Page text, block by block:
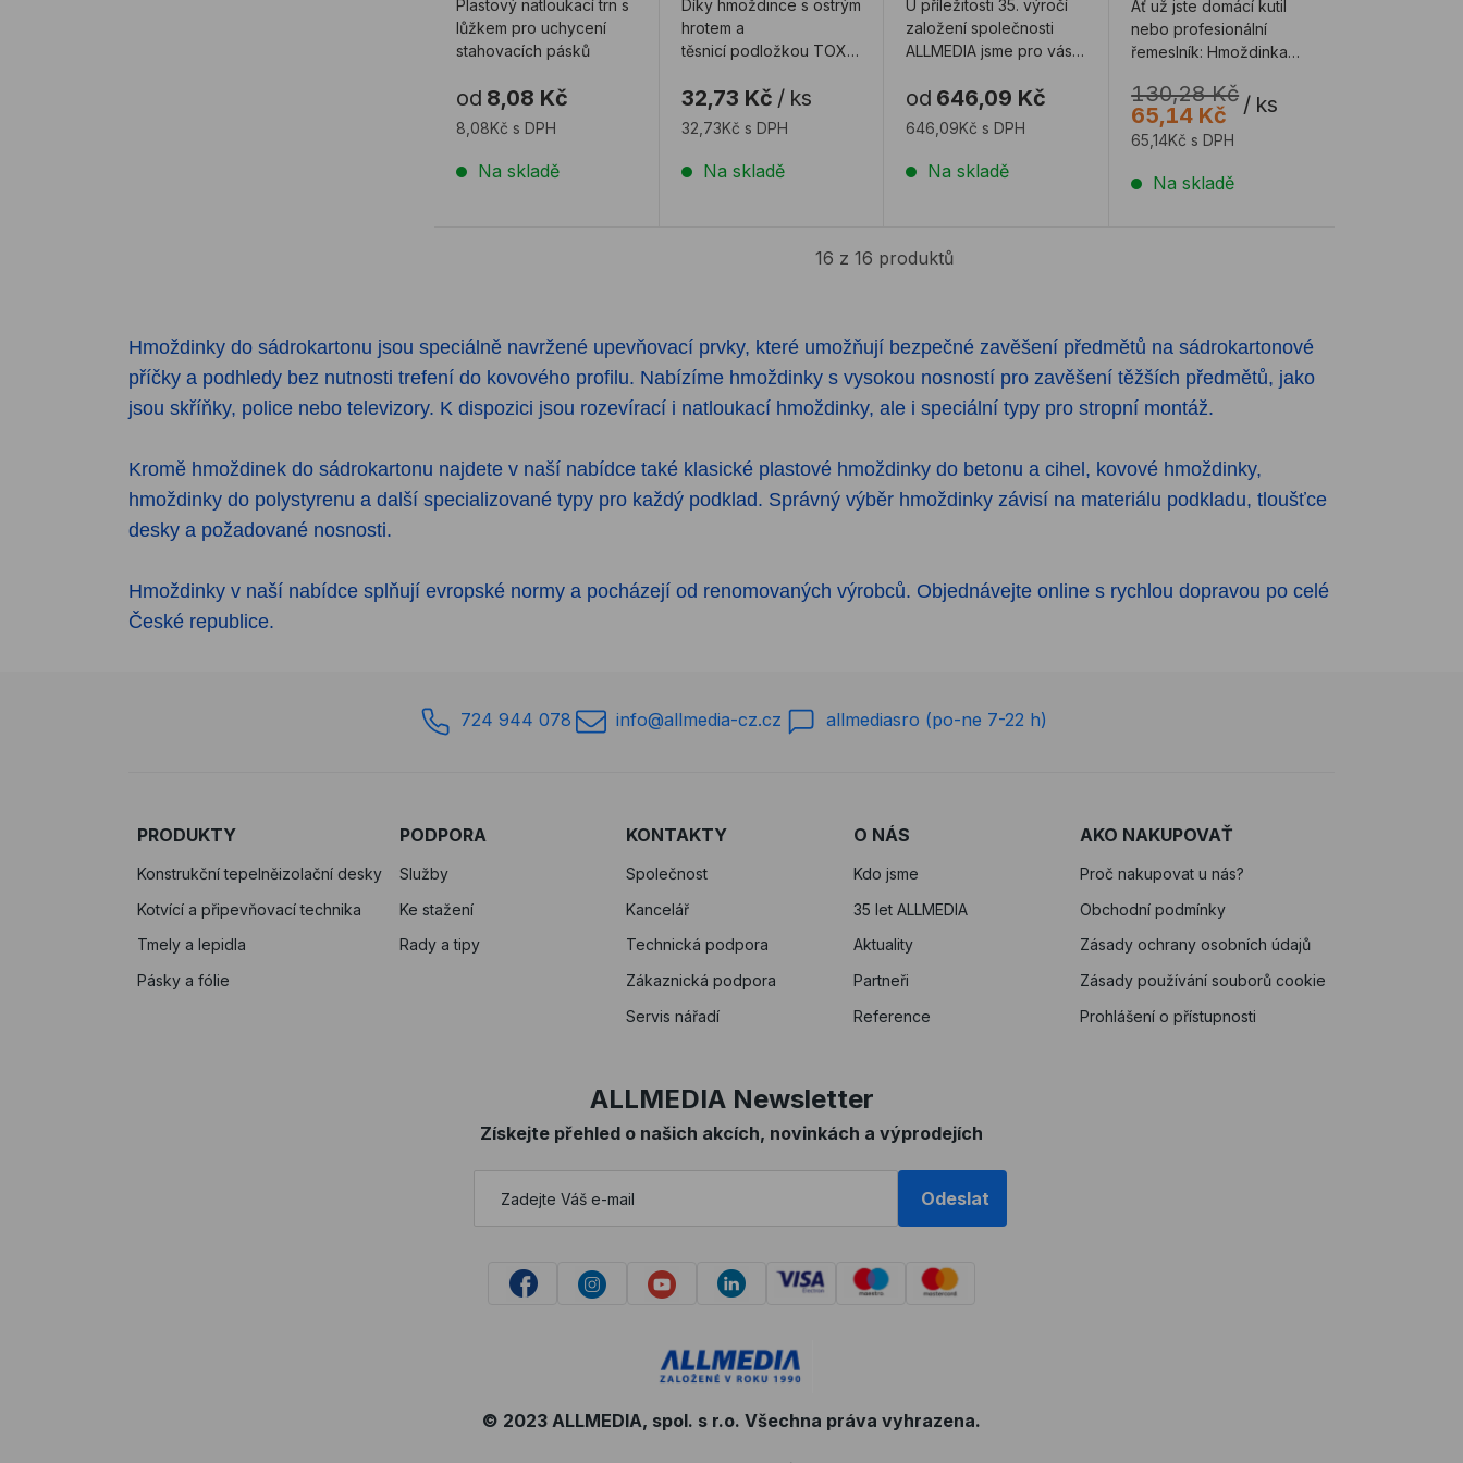
Hmoždinky do sádrokartonu jsou speciálně navržené upevňovací prvky, které umožňují bezpečné zavěšení předmětů na sádrokartonové
příčky a podhledy bez nutnosti trefení do kovového profilu. Nabízíme hmoždinky s vysokou nosností pro zavěšení těžších předmětů, jako
jsou skříňky, police nebo televizory. K dispozici jsou rozevírací i natloukací hmoždinky, ale i speciální typy pro stropní montáž.
Kromě hmoždinek do sádrokartonu najdete v naší nabídce také klasické plastové hmoždinky do betonu a cihel, kovové hmoždinky,
hmoždinky do polystyrenu a další specializované typy pro každý podklad. Správný výběr hmoždinky závisí na materiálu podkladu, tloušťce
desky a požadované nosnosti.
Hmoždinky v naší nabídce splňují evropské normy a pocházejí od renomovaných výrobců. Objednávejte online s rychlou dopravou po celé
České republice.
Plastový natloukací trn s
lůžkem pro uchycení
stahovacích pásků
od 8,08 Kč
8,08Kč s DPH
Na skladě
Díky hmoždince s ostrým
hrotem a
těsnicí podložkou TOX
určené ke kotvení klempířských
p ...
32,73 Kč / ks
32,73Kč s DPH
Na skladě
U příležitosti 35. výročí
založení společnosti
ALLMEDIA jsme pro vás
hmoždink ...
od 646,09 Kč
646,09Kč s DPH
Na skladě
Ať už jste domácí kutil
nebo profesionální
řemeslník: Hmoždinka
spolehlivé u ...
130,28 Kč
65,14 Kč
/ ks
65,14Kč s DPH
Na skladě
16 z 16 produktů
724 944 078 info@allmedia-cz.cz allmediasro (po-ne 7-22 h)
PRODUKTY
Konstrukční tepelněizolační desky
Kotvící a připevňovací technika
Tmely a lepidla
Pásky a fólie
PODPORA
Služby
Ke stažení
Rady a tipy
KONTAKTY
Společnost
Kancelář
Technická podpora
Zákaznická podpora
Servis nářadí
O NÁS
Kdo jsme
35 let ALLMEDIA
Aktuality
Partneři
Reference
AKO NAKUPOVAŤ
Proč nakupovat u nás?
Obchodní podmínky
Zásady ochrany osobních údajů
Zásady používání souborů cookie
Prohlášení o přístupnosti
ALLMEDIA Newsletter
Získejte přehled o našich akcích, novinkách a výprodejích
Odeslat
© 2023 ALLMEDIA, spol. s r.o. Všechna práva vyhrazena.